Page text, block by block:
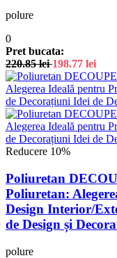
polure
0
Pret bucata:
220.85lei 198.77 lei
Reducere 10%
Poliuretan
Poliuretan:
Design Interior/
de Design și
polure